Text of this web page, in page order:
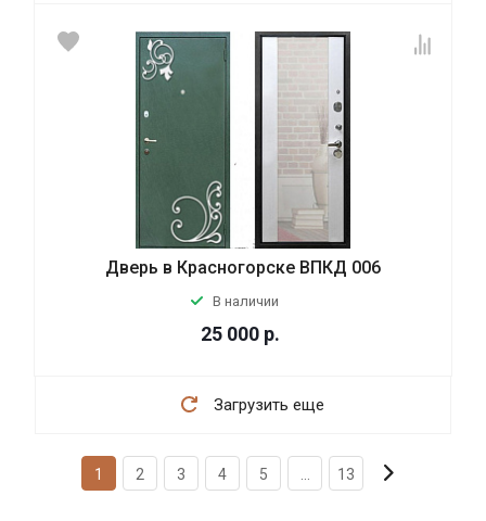
Дверь в Красногорске ВПКД 006
В наличии
25 000 р.
Загрузить еще
1 2 3 4 5 13